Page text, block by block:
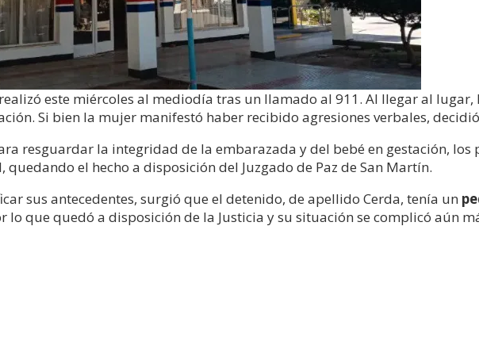
este miércoles al mediodía tras un llamado al 911. Al llegar al
Si bien la mujer manifestó haber recibido agresiones verbales,
resguardar la integridad de la embarazada y del bebé en gestación,
el hecho a disposición del Juzgado de Paz de San Martín.
sus antecedentes, surgió que el detenido, de apellido Cerda, tenía un
lo que quedó a disposición de la Justicia y su situación se complicó aún